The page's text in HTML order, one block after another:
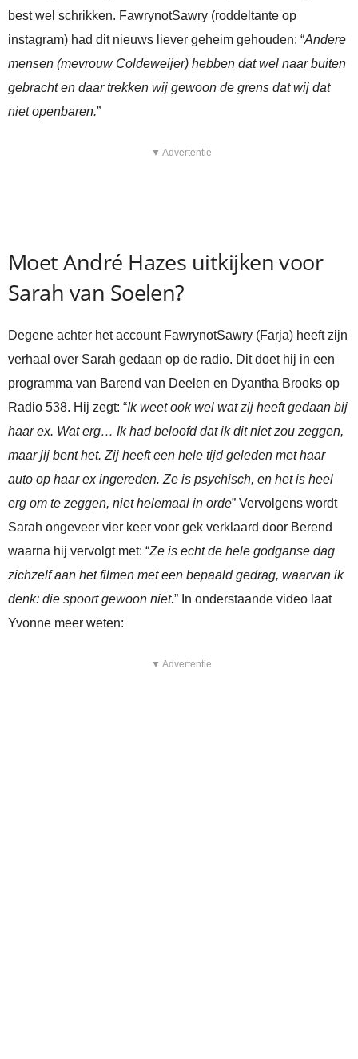
best wel schrikken. FawrynotSawry (roddeltante op
instagram) had dit nieuws liever geheim gehouden: “Andere
mensen (mevrouw Coldeweijer) hebben dat wel naar buiten
gebracht en daar trekken wij gewoon de grens dat wij dat
niet openbaren.”
▼ Advertentie
Moet André Hazes uitkijken voor
Sarah van Soelen?
Degene achter het account FawrynotSawry (Farja) heeft zijn
verhaal over Sarah gedaan op de radio. Dit doet hij in een
programma van Barend van Deelen en Dyantha Brooks op
Radio 538. Hij zegt: “Ik weet ook wel wat zij heeft gedaan bij
haar ex. Wat erg… Ik had beloofd dat ik dit niet zou zeggen,
maar jij bent het. Zij heeft een hele tijd geleden met haar
auto op haar ex ingereden. Ze is psychisch, en het is heel
erg om te zeggen, niet helemaal in orde” Vervolgens wordt
Sarah ongeveer vier keer voor gek verklaard door Berend
waarna hij vervolgt met: “Ze is echt de hele godganse dag
zichzelf aan het filmen met een bepaald gedrag, waarvan ik
denk: die spoort gewoon niet.” In onderstaande video laat
Yvonne meer weten:
▼ Advertentie